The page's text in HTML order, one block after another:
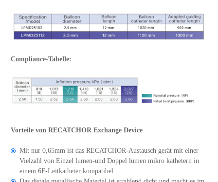
Compliance-Tabelle:
Vorteile von RECATCHOR Exchange Device
Mit nur 0,65mm ist das RECATCHOR-Austausch gerät mit einer
Vielzahl von Einzel lumen-und Doppel lumen mikro kathetern in
einem 6F-Leitkatheter kompatibel.